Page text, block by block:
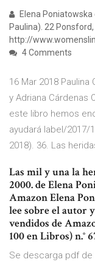
Elena
Paulina). 22
http://
4 Comments
16 Mar 2018
y Adriana Cárdenas
este libro hemos
ayudará label/2017/
2018). 36. Las
Las mil y una la
2000. de Elena
Amazon Elena
lee sobre el autor
vendidos de
100 en Libros) n.°
Se descarga pdf de